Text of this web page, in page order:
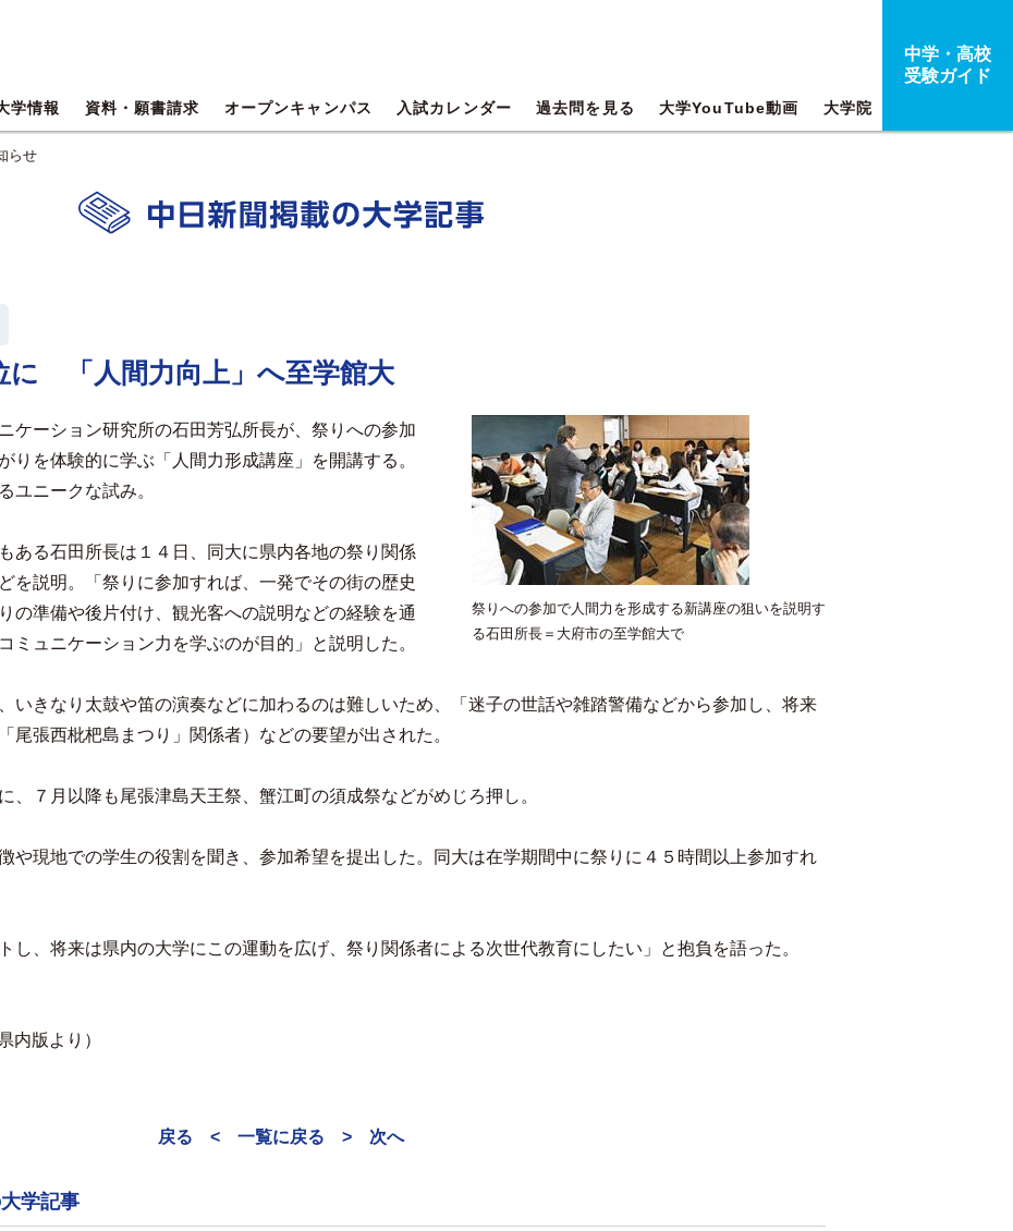
学情報 資料・願書請求 オープンキャンパス 入試カレンダー 過去問を見る 大学YouTube動画 大学院
中学・高校
受験ガイド
らせ
「人間力向上」へ至学館大
祭りへの参加で人間力を形成する新講座の狙いを説明す
る石田所長＝大府市の至学館大で
ケーション研究所の石田芳弘所長が、祭りへの参加
りを体験的に学ぶ「人間力形成講座」を開講する。
ユニークな試み。
ある石田所長は１４日、同大に県内各地の祭り関係
を説明。「祭りに参加すれば、一発でその街の歴史
の準備や後片付け、観光客への説明などの経験を通
ミュニケーション力を学ぶのが目的」と説明した。
きなり太鼓や笛の演奏などに加わるのは難しいため、「迷子の世話や雑踏警備などから参加し、将来
尾張西枇杷島まつり」関係者）などの要望が出された。
７月以降も尾張津島天王祭、蟹江町の須成祭などがめじろ押し。
現地での学生の役割を聞き、参加希望を提出した。同大は在学期間中に祭りに４５時間以上参加すれ
し、将来は県内の大学にこの運動を広げ、祭り関係者による次世代教育にしたい」と抱負を語った。
内版より）
戻る < 一覧に戻る > 次へ
学記事